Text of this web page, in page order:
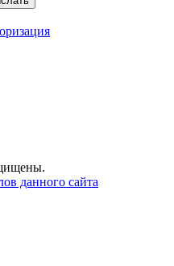
данного сайта